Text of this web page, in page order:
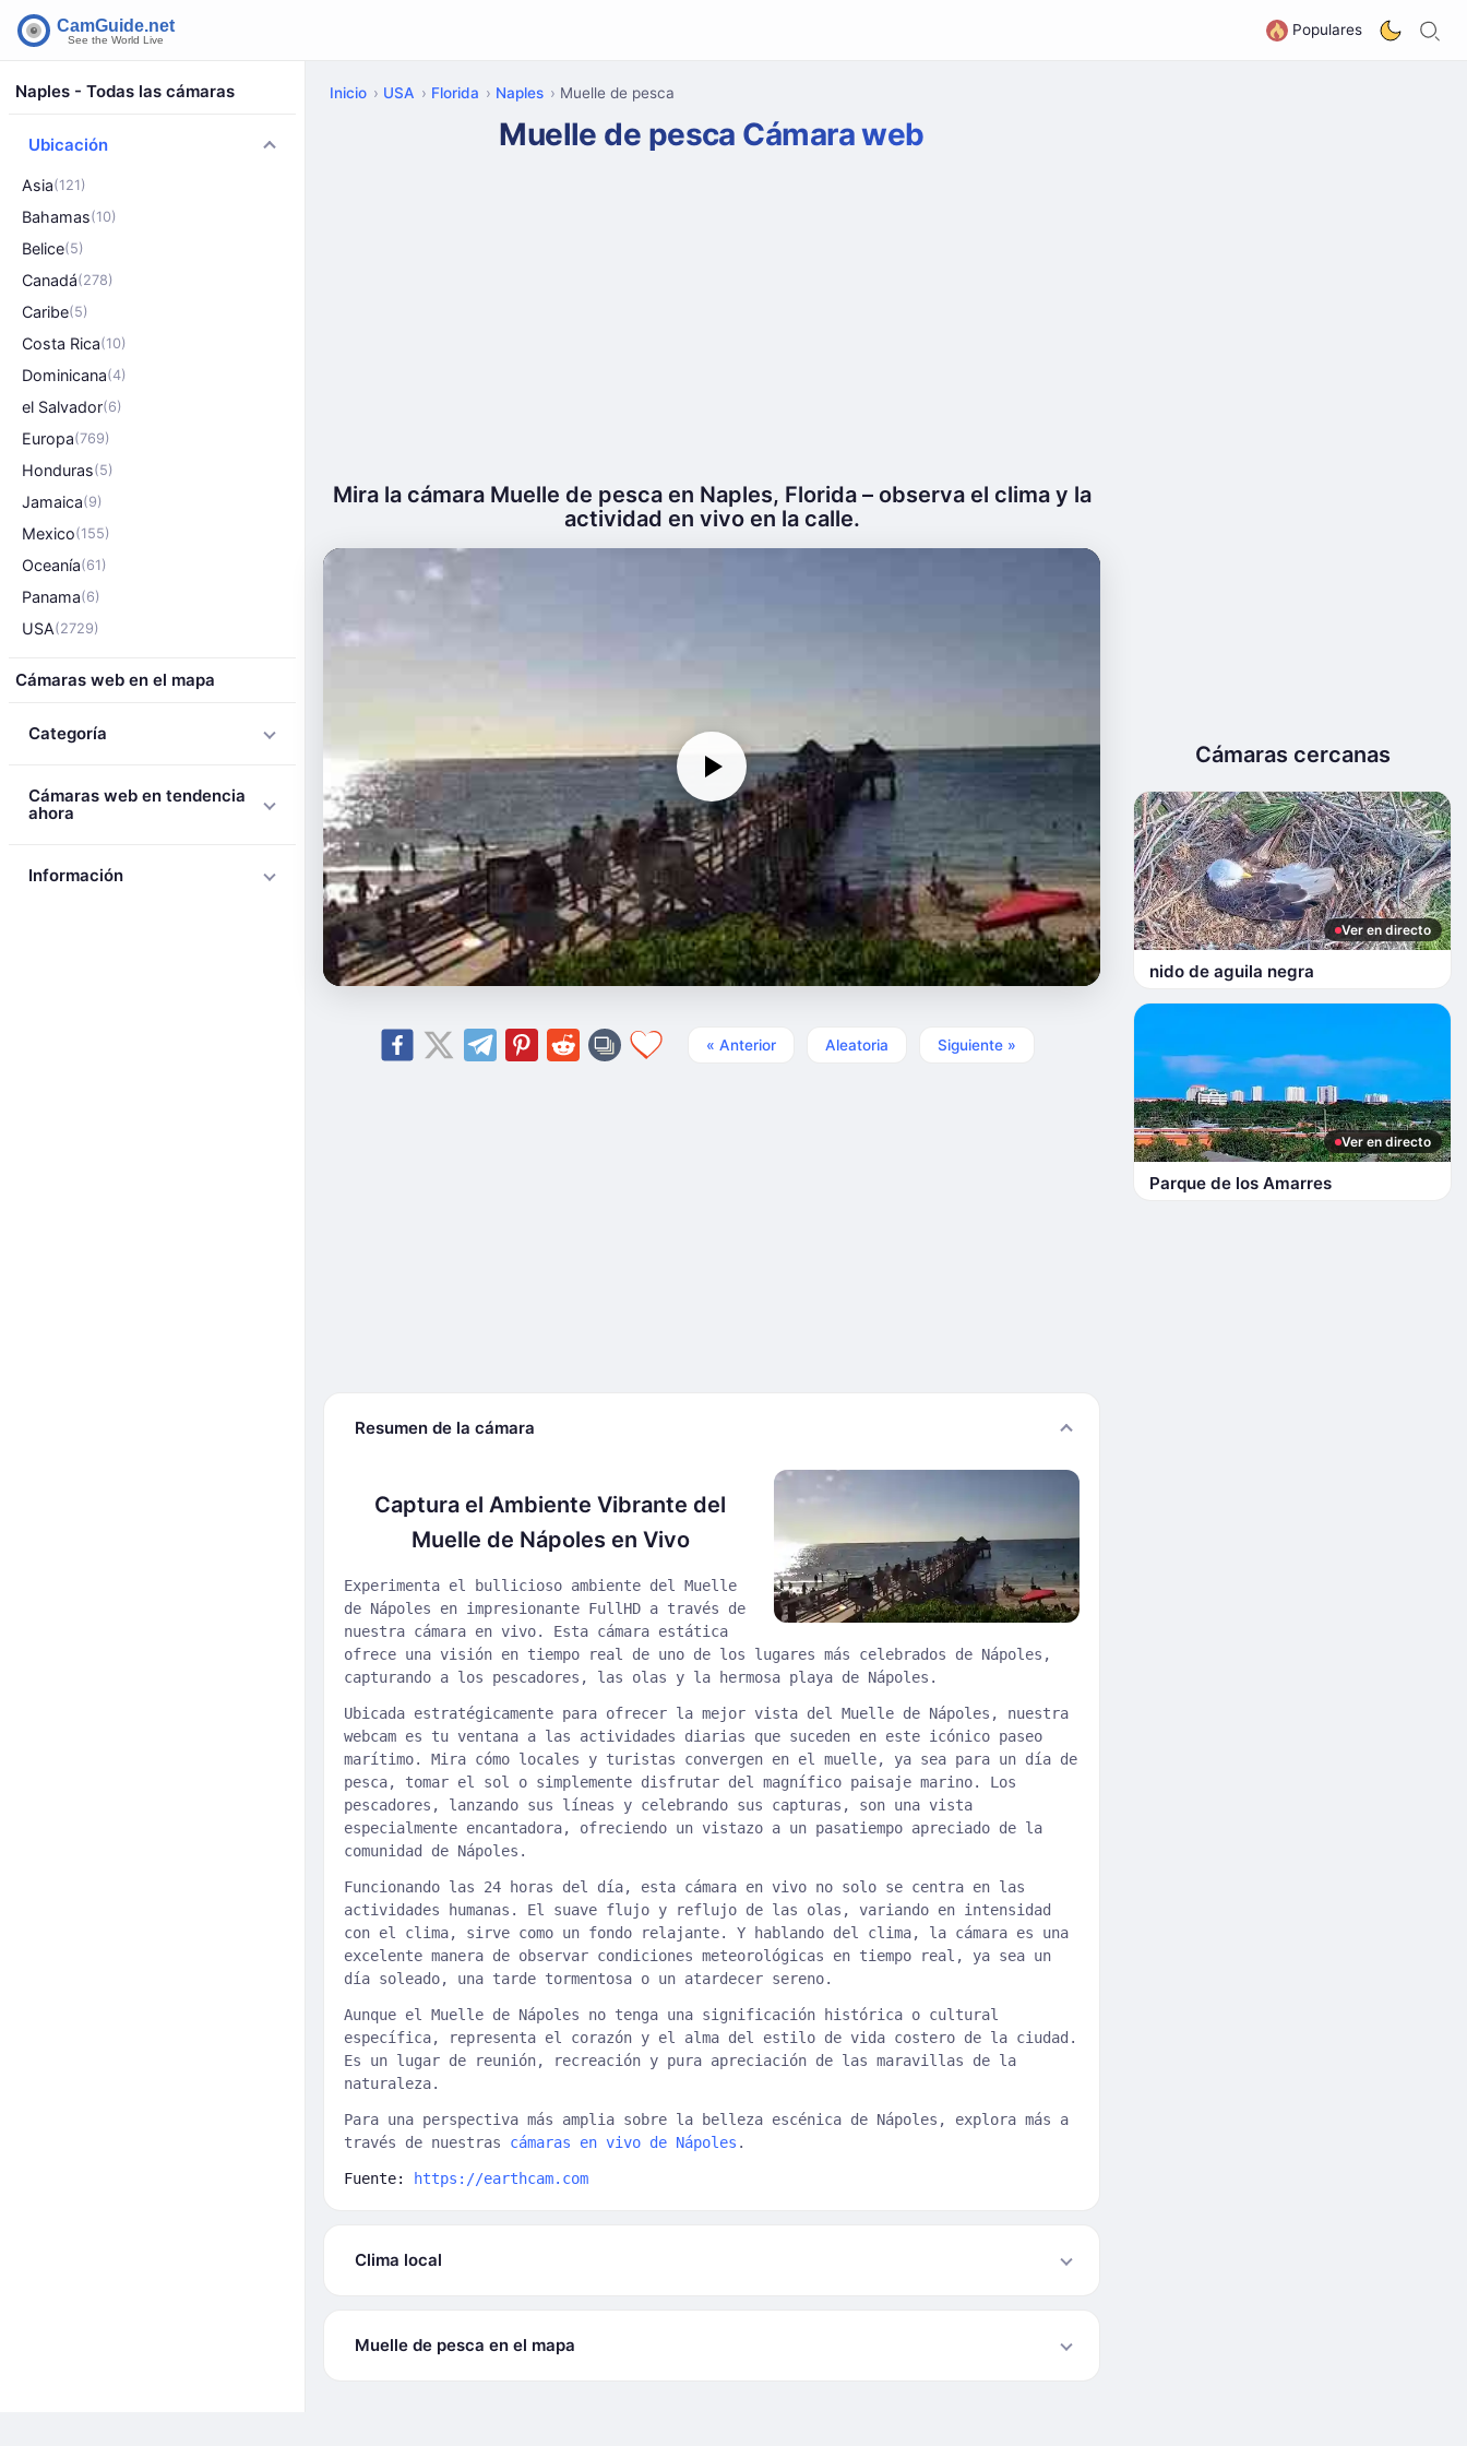
Populares
Naples - Todas las cámaras
Ubicación
Asia(121)
Bahamas(10)
Belice(5)
Canadá(278)
Caribe(5)
Costa Rica(10)
Dominicana(4)
el Salvador(6)
Europa(769)
Honduras(5)
Jamaica(9)
Mexico(155)
Oceanía(61)
Panama(6)
USA(2729)
Cámaras web en el mapa
Categoría
Cámaras web en tendencia
ahora
Información
Inicio USA Florida Naples Muelle de pesca
Muelle de pesca Cámara web
Mira la cámara Muelle de pesca en Naples, Florida – observa el clima y la
actividad en vivo en la calle.
« Anterior Aleatoria Siguiente »
Resumen de la cámara
Captura el Ambiente Vibrante del
Muelle de Nápoles en Vivo
Experimenta el bullicioso ambiente del Muelle
de Nápoles en impresionante FullHD a través de
nuestra cámara en vivo. Esta cámara estática
ofrece una visión en tiempo real de uno de los lugares más celebrados de Nápoles,
capturando a los pescadores, las olas y la hermosa playa de Nápoles.
Ubicada estratégicamente para ofrecer la mejor vista del Muelle de Nápoles, nuestra
webcam es tu ventana a las actividades diarias que suceden en este icónico paseo
marítimo. Mira cómo locales y turistas convergen en el muelle, ya sea para un día de
pesca, tomar el sol o simplemente disfrutar del magnífico paisaje marino. Los
pescadores, lanzando sus líneas y celebrando sus capturas, son una vista
especialmente encantadora, ofreciendo un vistazo a un pasatiempo apreciado de la
comunidad de Nápoles.
Funcionando las 24 horas del día, esta cámara en vivo no solo se centra en las
actividades humanas. El suave flujo y reflujo de las olas, variando en intensidad
con el clima, sirve como un fondo relajante. Y hablando del clima, la cámara es una
excelente manera de observar condiciones meteorológicas en tiempo real, ya sea un
día soleado, una tarde tormentosa o un atardecer sereno.
Aunque el Muelle de Nápoles no tenga una significación histórica o cultural
específica, representa el corazón y el alma del estilo de vida costero de la ciudad.
Es un lugar de reunión, recreación y pura apreciación de las maravillas de la
naturaleza.
Para una perspectiva más amplia sobre la belleza escénica de Nápoles, explora más a
través de nuestras cámaras en vivo de Nápoles .
Fuente: https://earthcam.com
Clima local
Muelle de pesca en el mapa
Cámaras cercanas
Ver en directo
nido de aguila negra
Ver en directo
Parque de los Amarres